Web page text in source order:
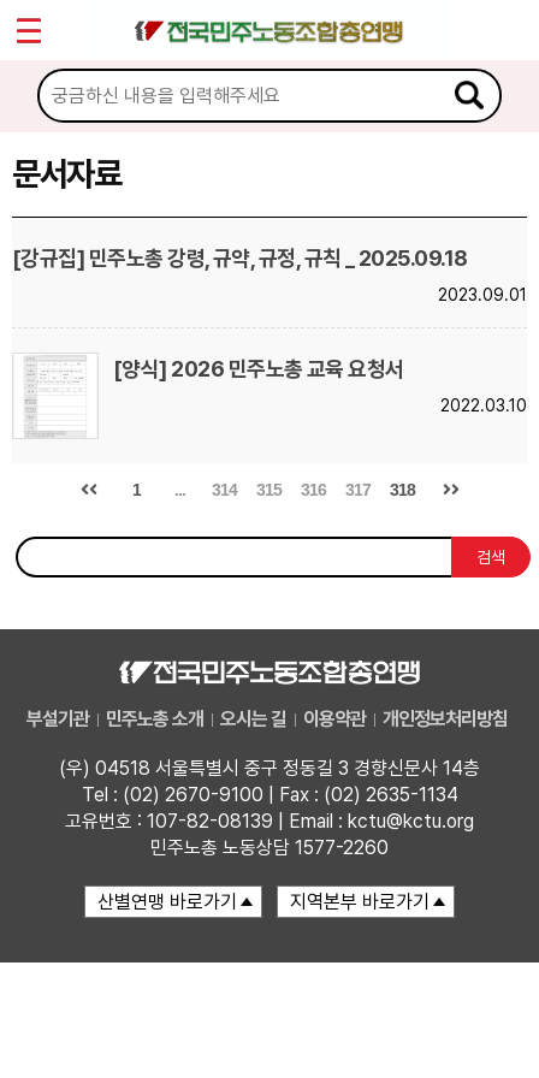
문서자료
[강규집] 민주노총 강령, 규약, 규정, 규칙 _ 2025.09.18
2023.09.01
[양식] 2026 민주노총 교육 요청서
2022.03.10
1 ... 314 315 316 317 318
검색
부설기관 민주노총 소개 오시는 길 이용약관 개인정보처리방침
(우) 04518 서울특별시 중구 정동길 3 경향신문사 14층
Tel : (02) 2670-9100 | Fax : (02) 2635-1134
고유번호 : 107-82-08139 | Email : kctu@kctu.org
민주노총 노동상담 1577-2260
마이페이지
소개
소식
문서자료
이미지자료
부설기관
Sketchbook5, 스케치북5
Sketchbook5, 스케치북5